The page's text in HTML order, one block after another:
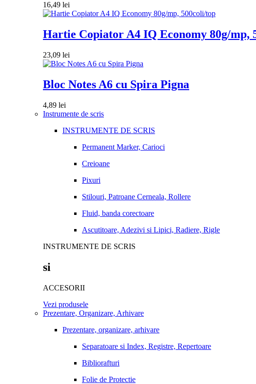
16,49 lei
Hartie Copiator A4 IQ Economy 80g/mp,
23,09 lei
Bloc Notes A6 cu Spira Pigna
4,89 lei
Instrumente de scris
INSTRUMENTE DE SCRIS
Permanent Marker, Carioci
Creioane
Pixuri
Stilouri, Patroane Cerneala, Rollere
Fluid, banda corectoare
Ascutitoare, Adezivi si Lipici, Radiere, Rigle
INSTRUMENTE DE SCRIS
si
ACCESORII
Vezi produsele
Prezentare, Organizare, Arhivare
Prezentare, organizare, arhivare
Separatoare si Index, Registre, Repertoare
Bibliorafturi
Folie de Protectie